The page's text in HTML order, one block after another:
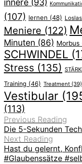
innere (93)
(107) lernen (48)
Meniere (122)
Minuten (86) Morbus
SCHWINDEL
Stress (135)
Training (46) Treatment (39)
Vestibular
(113)
Previous Reading
Die 5-Sekunden
Next Reading
Hast du gelernt,
#Glaubenssätze